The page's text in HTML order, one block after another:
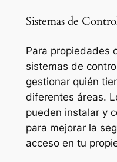
Sistemas de
Para propiedades
sistemas de
gestionar quién
diferentes áreas.
pueden instalar y
para mejorar la
acceso en tu